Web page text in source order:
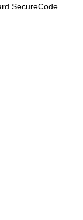
SecureCode.